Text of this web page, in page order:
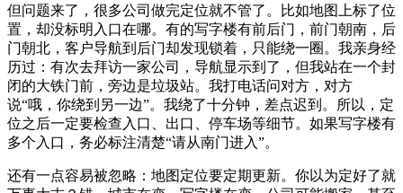
但问题来了，很多公司做完定位就不管了。比如地图上标了位
置，却没标明入口在哪。有的写字楼有前后门，前门朝南，后
门朝北，客户导航到后门却发现锁着，只能绕一圈。我亲身经
历过：有次去拜访一家公司，导航显示到了，但我站在一个封
闭的大铁门前，旁边是垃圾站。我打电话问对方，对方
说“哦，你绕到另一边”。我绕了十分钟，差点迟到。所以，定
位之后一定要检查入口、出口、停车场等细节。如果写字楼有
多个入口，务必标注清楚“请从南门进入”。
还有一点容易被忽略：地图定位要定期更新。你以为定好了就